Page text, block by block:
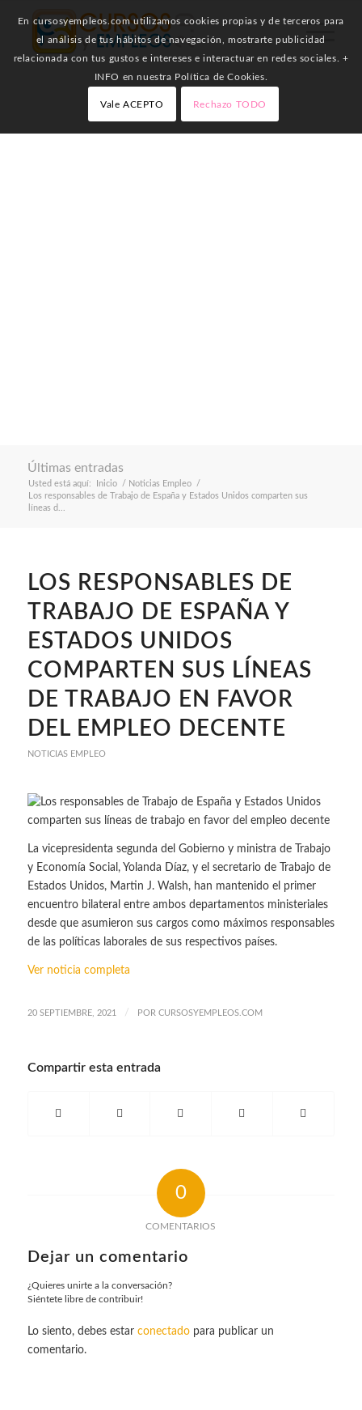
Últimas entradas
Usted está aquí: Inicio / Noticias Empleo
/
Los responsables de Trabajo de España y Estados Unidos comparten sus
líneas d...
LOS RESPONSABLES DE
TRABAJO DE ESPAÑA Y
ESTADOS UNIDOS
COMPARTEN SUS LÍNEAS
DE TRABAJO EN FAVOR
DEL EMPLEO DECENTE
NOTICIAS EMPLEO
La vicepresidenta segunda del Gobierno y ministra de Trabajo
y Economía Social, Yolanda Díaz, y el secretario de Trabajo de
Estados Unidos, Martin J. Walsh, han mantenido el primer
encuentro bilateral entre ambos departamentos ministeriales
desde que asumieron sus cargos como máximos responsables
de las políticas laborales de sus respectivos países.
Ver noticia completa
20 SEPTIEMBRE, 2021 / POR CURSOSYEMPLEOS.COM
Compartir esta entrada
0
COMENTARIOS
Dejar un comentario
¿Quieres unirte a la conversación?
Siéntete libre de contribuir!
Lo siento, debes estar conectadopara publicar un
comentario.
En cursosyempleos.com utilizamos cookies propias y de terceros para
el análisis de tus hábitos de navegación, mostrarte publicidad
relacionada con tus gustos e intereses e interactuar en redes sociales. +
INFO en nuestra Política de Cookies.
Vale ACEPTO Rechazo TODO